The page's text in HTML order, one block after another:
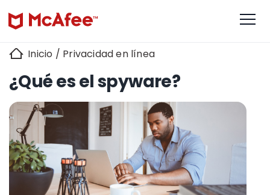
Inicio / Privacidad en línea
¿Qué es el spyware?